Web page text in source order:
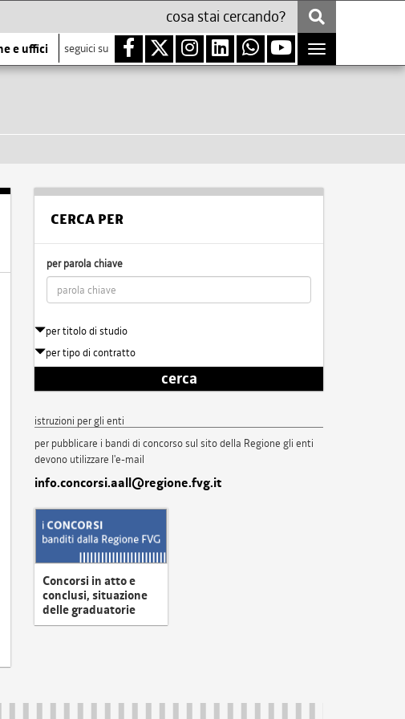
e uffici seguici su
Toggle
navigation
CERCA PER
per parola chiave
per titolo di studio
per tipo di contratto
cerca
istruzioni per gli enti
per pubblicare i bandi di concorso sul sito della Regione gli enti
devono utilizzare l'e-mail
info.concorsi.aall@regione.fvg.it
Concorsi in atto e
conclusi, situazione
delle graduatorie